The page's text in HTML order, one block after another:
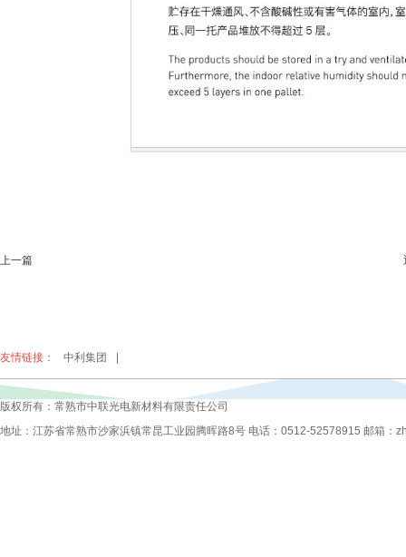
上一篇
友情链接： 中利集团
版权所有：常熟市中联光电新材料有限责任公司
地址：江苏省常熟市沙家浜镇常昆工业园腾晖路8号 电话：0512-52578915 邮箱：